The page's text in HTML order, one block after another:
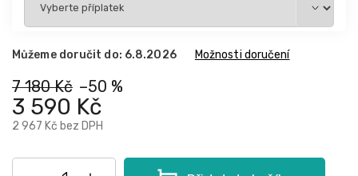
7 180 Kč –50 %
3 590 Kč
2 967 Kč bez DPH
Můžeme doručit do: 6.8.2026 Možnosti doručení